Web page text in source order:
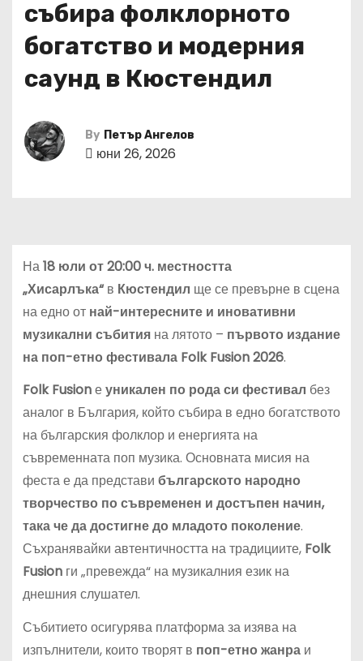
събира фолклорното
богатство и модерния
саунд в Кюстендил
By Петър Ангелов
юни 26, 2026
На18 юли от 20:00 ч. местността
„Хисарлъка“в Кюстендил ще се превърне в сцена
на едно от най-интересните и иновативни
музикални събитияна лятото – първото издание
на поп-етно фестивала Folk Fusion 2026.
Folk Fusionеуникален по рода си фестивал без
аналог в България, който събира в едно богатството
на българския фолклор и енергията на
съвременната поп музика. Основната мисия на
феста е да представи българското народно
творчество по съвременен и достъпен начин,
така че да достигне до младото поколение.
Съхранявайки автентичността на традициите, Folk
Fusionги „превежда“ на музикалния език на
днешния слушател.
Събитието осигурява платформа за изява на
изпълнители, които творят в поп-етно жанраи